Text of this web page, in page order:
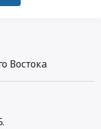
Востока
.